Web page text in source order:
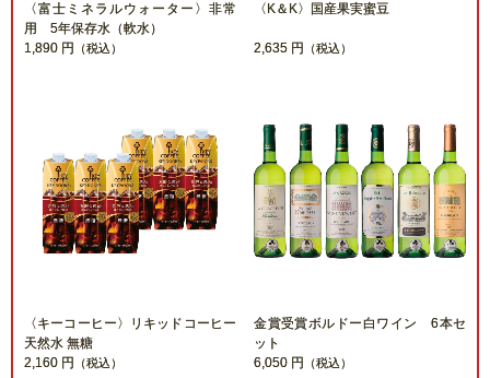
〈富士ミネラルウォーター〉非常
用 5年保存水（軟水）
1,890 円
（税込）
〈K＆K〉国産果実蜜豆
2,635 円 （税込）
〈キーコーヒー〉リキッドコーヒー
天然水 無糖
2,160 円
（税込）
金賞受賞ボルドー白ワイン 6本セ
ット
6,050 円
（税込）